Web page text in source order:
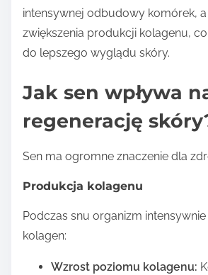
intensywnej odbudowy komórek,
zwiększenia produkcji kolagenu,
do lepszego wyglądu skóry.
Jak sen wpływa
regenerację
Sen ma ogromne znaczenie dla
Produkcja kolagenu
Podczas snu organizm
kolagen:
Wzrost poziomu kolagenu: